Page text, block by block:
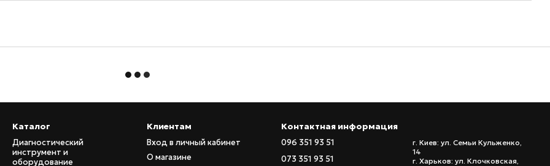
Каталог
Диагностический
инструмент и
оборудование
Клиентам
Вход в личный кабинет
О магазине
Контактная информация
096 351 93 51
073 351 93 51
г. Киев: ул. Семьи Кульженко,
14
г. Харьков: ул. Клочковская,